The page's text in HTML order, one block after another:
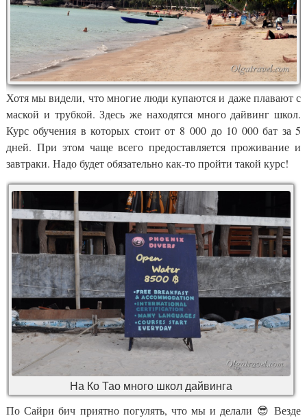
Хотя мы видели, что многие люди купаются и даже плавают с
маской и трубкой. Здесь же находятся много дайвинг школ.
Курс обучения в которых стоит от 8 000 до 10 000 бат за 5
дней. При этом чаще всего предоставляется проживание и
завтраки. Надо будет обязательно как-то пройти такой курс!
На Ко Тао много школ дайвинга
По Сайри бич приятно погулять, что мы и делали 😎 Везде